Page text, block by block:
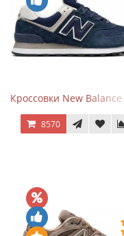
Кроссовки New Balance
8570